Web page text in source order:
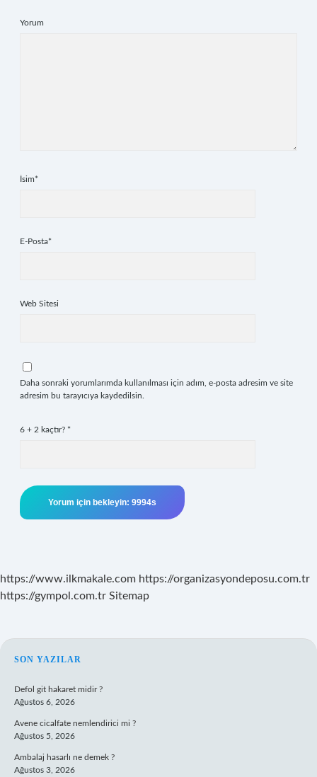
Yorum
İsim*
E-Posta*
Web Sitesi
Daha sonraki yorumlarımda kullanılması için adım, e-posta adresim ve site
adresim bu tarayıcıya kaydedilsin.
6 + 2 kaçtır? *
https://www.ilkmakale.com https://organizasyondeposu.com.tr
https://gympol.com.tr Sitemap
SIDEBAR
SON YAZILAR
Defol git hakaret midir ?
Ağustos 6, 2026
Avene cicalfate nemlendirici mi ?
Ağustos 5, 2026
Ambalaj hasarlı ne demek ?
Ağustos 3, 2026